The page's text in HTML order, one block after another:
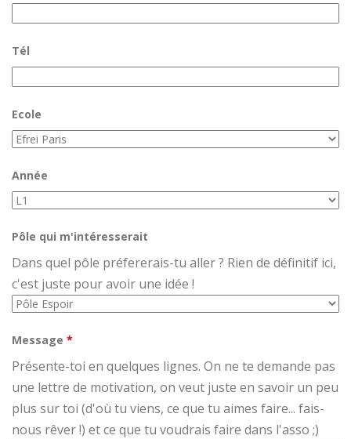
Tél
Ecole
Année
Pôle qui m'intéresserait
Dans quel pôle préfererais-tu aller ? Rien de définitif ici,
c'est juste pour avoir une idée !
Message *
Présente-toi en quelques lignes. On ne te demande pas
une lettre de motivation, on veut juste en savoir un peu
plus sur toi (d'où tu viens, ce que tu aimes faire... fais-
nous rêver !) et ce que tu voudrais faire dans l'asso ;)